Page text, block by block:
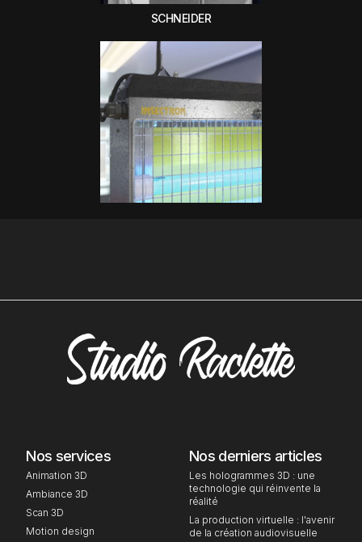
SCHNEIDER
Nos services
Animation 3D
Ambiance 3D
Scan 3D
Motion design
Nos derniers articles
Les hologrammes 3D : une
technologie qui réinvente la
réalité
La production virtuelle : l'avenir
de la création audiovisuelle